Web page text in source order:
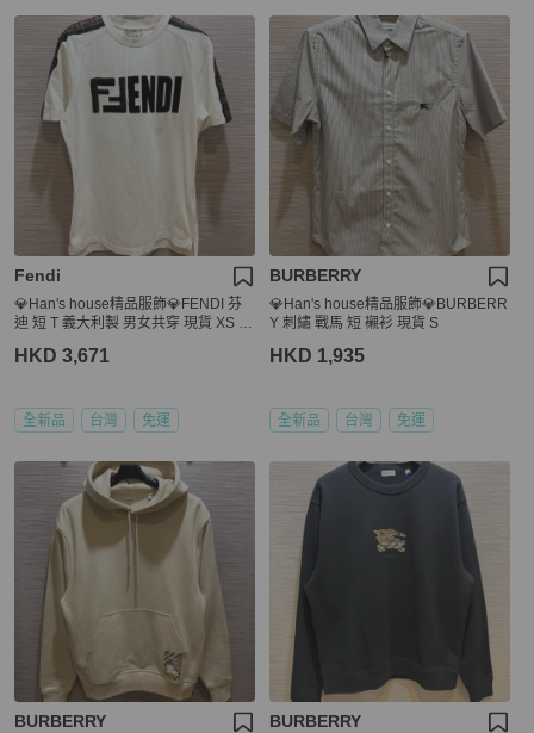
Fendi
💎Han's house精品服飾💎FENDI 芬
迪 短 T 義大利製 男女共穿 現貨 XS ~
HKD 3,671
全新品 台灣 免運
BURBERRY
💎Han's house精品服飾💎BURBERR
Y 刺繡 戰馬 短 襯衫 現貨 S
HKD 1,935
全新品 台灣 免運
BURBERRY BURBERRY